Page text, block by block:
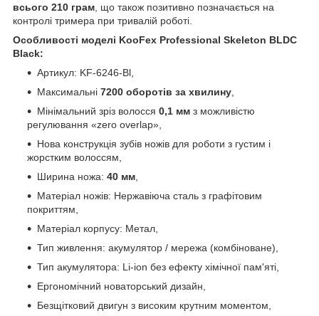
всього 210 грам , що також позитивно позначається на
контролі тримера при тривалій роботі.
Особливості моделі KooFex Professional Skeleton BLDC
Black:
Артикул: KF-6246-Bl,
Максимальні 7200 оборотів за хвилину
Мінімальний зріз волосся 0,1 мм з можливістю
регулювання «zero overlap»,
Нова конструкція зубів ножів для роботи з густим і
жорстким волоссям,
Ширина ножа: 40 мм
Матеріал ножів: Нержавіюча сталь з графітовим
покриттям,
Матеріал корпусу: Метал,
Тип живлення: акумулятор / мережа (комбіноване),
Тип акумулятора: Li-ion без ефекту хімічної пам'яті,
Ергономічний новаторський дизайн,
Безщітковий двигун з високим крутним моментом,